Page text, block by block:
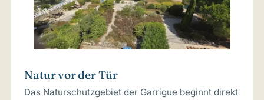
Natur vor der Tür
Das Naturschutzgebiet der Garrigue beginnt direkt